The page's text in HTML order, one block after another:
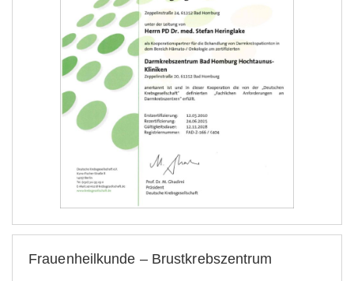
Frauenheilkunde – Brustkrebszentrum